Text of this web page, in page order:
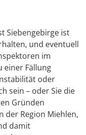
Siebengebirge ist
und eventuell
im
einer Fällung
oder
sein – oder Sie die
Gründen
der Region Miehlen,
damit